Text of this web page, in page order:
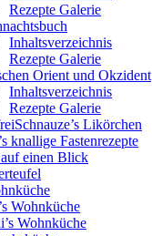
Rezepte Galerie
Inhaltsverzeichnis
Rezepte Galerie
Orient und Okzident
Inhaltsverzeichnis
Rezepte Galerie
Likörchen
knallige Fastenrezepte
einen Blick
Wohnküche
Wohnküche